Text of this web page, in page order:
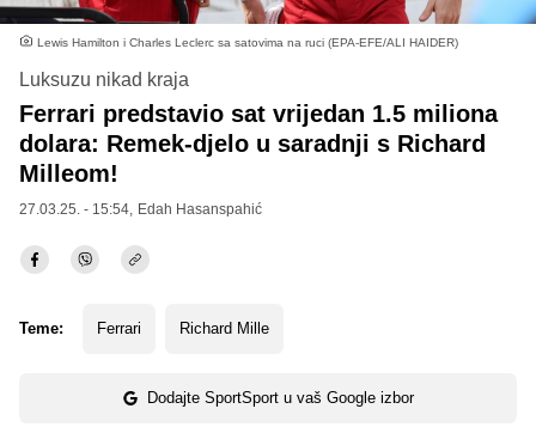
Lewis Hamilton i Charles Leclerc sa satovima na ruci (EPA-EFE/ALI HAIDER)
Luksuzu nikad kraja
Ferrari predstavio sat vrijedan 1.5 miliona
dolara: Remek-djelo u saradnji s Richard
Milleom!
27.03.25. - 15:54, Edah Hasanspahić
Teme: Ferrari Richard Mille
Dodajte SportSport u vaš Google izbor